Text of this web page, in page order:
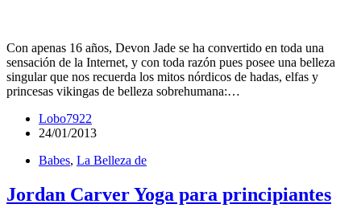
Con apenas 16 años, Devon Jade se ha convertido en toda una
sensación de la Internet, y con toda razón pues posee una belleza
singular que nos recuerda los mitos nórdicos de hadas, elfas y
princesas vikingas de belleza sobrehumana:…
Lobo7922
24/01/2013
Babes, La Belleza de
Jordan Carver Yoga para principiantes